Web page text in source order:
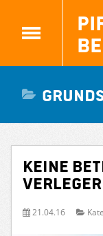
Keine
Verleger
21.04.16